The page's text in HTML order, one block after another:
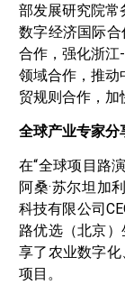
部发展研究院常
数字经济国际
合作，强化浙江
领域合作，推动
贸规则合作，加
全球产业专家分
在“全球项目路
阿桑·苏尔坦加
科技有限公司
路优选（北京
享了农业数字
项目。